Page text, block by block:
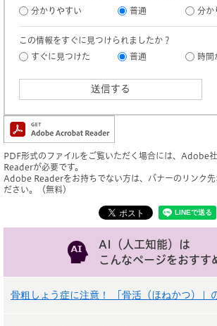
分かりやすい
普通 分か
この情報をすぐに見つけられましたか？
すぐに見つけた
普通 時間
PDF形式のファイルをご覧いただく場合には、Adobe
Readerが必要です。
Adobe Readerをお持ちでない方は、バナーのリンク先
ださい。（無料）
AI（人工知能）は
こんなページをおすす
骨粗しょう症に注意！ 「骨活（ほねかつ）」